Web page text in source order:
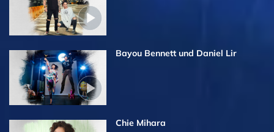
Bayou Bennett und Daniel Lir
Chie Mihara